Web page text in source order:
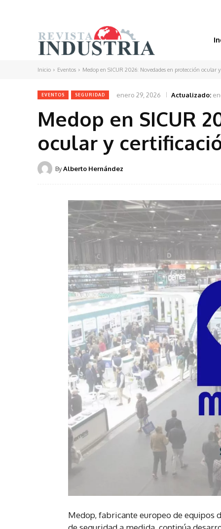
Inicio Eventos Medop en SICUR 2026: Novedades en protección ocular
EVENTOS SEGURIDAD enero 29, 2026 Actualizado:
Medop en SICUR
ocular y
ByAlberto Hernández
Medop, fabricante europeo de equipos